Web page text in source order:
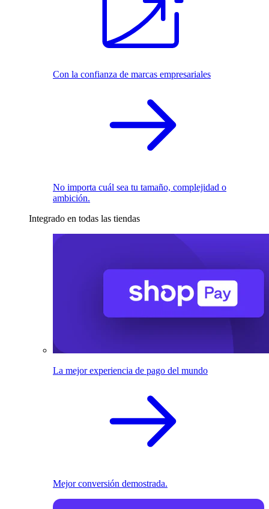
Con la confianza de marcas empresariales
No importa cuál sea tu tamaño, complejidad o
ambición.
Integrado en todas las tiendas
La mejor experiencia de pago del mundo
Mejor conversión demostrada.